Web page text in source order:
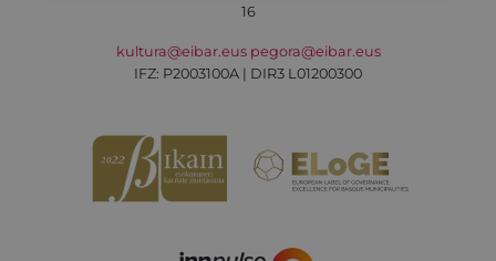
16
kultura@eibar.eus pegora@eibar.eus
IFZ: P2003100A | DIR3 L01200300